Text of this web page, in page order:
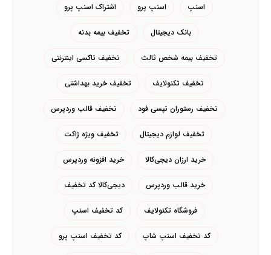
اسنپ اسنپ پرو اشتراک اسنپ پرو
بانک دیجیتال تخفیف بیمه بدنه
تخفیف بیمه شخص ثالث تخفیف تاکسی اینترنتی
تخفیف تکنولایف تخفیف خرید بهداشتی
تخفیف رستوران تپسی فود تخفیف قالب وردپرس
تخفیف لوازم دیجیتال تخفیف ویژه ژاکت
خرید ارزان دیجی‌کالا خرید افزونه وردپرس
خرید قالب وردپرس دیجی‌کالا کد تخفیف
فروشگاه تکنولایف کد تخفیف اسنپ
کد تخفیف اسنپ شاپ کد تخفیف اسنپ پرو